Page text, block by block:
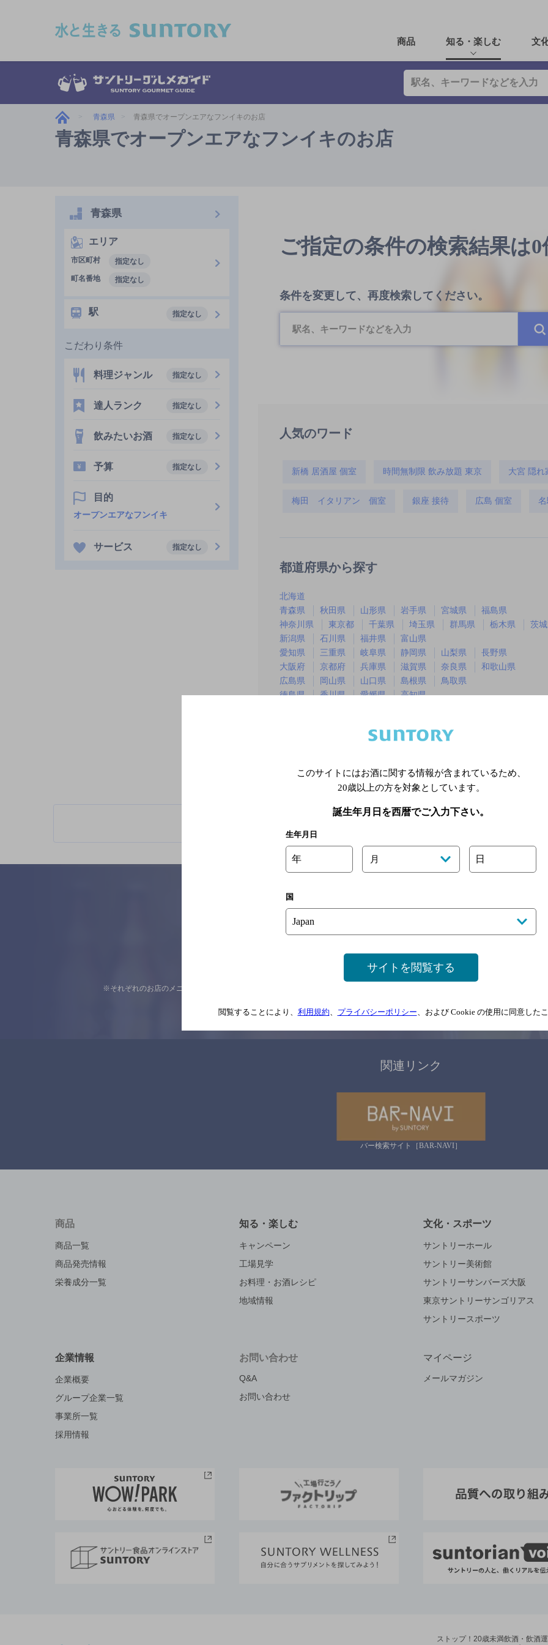
商品 知る・楽しむ 文
青森県 青森県でオープンエアなフンイキのお店
青森県でオープンエアなフンイキのお店
ご指定の条件の検索結果は0
条件を変更して、再度検索してください。
人気のワード
新橋 居酒屋 個室 時間無制限 飲み放題 東京 大宮 隠れ
梅田 イタリアン 個室 銀座 接待 広島 個室
都道府県から探す
北海道
青森県
秋田県 山形県 岩手県 宮城県
福島県
神奈川県
東京都 千葉県 埼玉県 群馬県 栃木県
茨
新潟県
石川県 福井県
富山県
愛知県
三重県 岐阜県 静岡県 山梨県
長野県
大阪府
京都府 兵庫県 滋賀県 奈良県
和歌山県
広島県
岡山県 山口県 島根県
鳥取県
徳島県
香川県 愛媛県
高知県
※店舗によりハイボール取り扱い銘
青森県
エリア
市区町村
指定なし
町名番地
指定なし
駅 指定なし
こだわり条件
料理ジャンル 指定なし
達人ランク 指定なし
飲みたいお酒 指定なし
予算 指定なし
目的
オープンエアなフンイキ
サービス 指定なし
サイトマップ ご意見・ご感想 利用規約
※それぞれのお店のメニューや営業時間などの掲載情報については、 念のためお店にご確
情報提供：ぐるなび
関連リンク
バー検索サイト［BAR-NAVI］
商品
商品一覧
商品発売情報
栄養成分一覧
知る・楽しむ
キャンペーン
工場見学
お料理・お酒レシピ
地域情報
文化・スポーツ
サントリーホール
サントリー美術館
サントリーサンバーズ大阪
東京サントリーサンゴリアス
サントリースポーツ
企業情報
企業概要
グループ企業一覧
事業所一覧
採用情報
お問い合わせ
Q&A
お問い合わせ
マイページ
メールマガジン
ストップ！20歳未満飲酒・飲酒運
このサイトにはお酒に関する情報が含まれているため、
20歳以上の方を対象としています。
誕生年月日を西暦でご入力下さい。
生年月日
年 月 日
国
サイトを閲覧する
閲覧することにより、 利用規約 プライバシーポリシー 、および Cookie の使用に同意した